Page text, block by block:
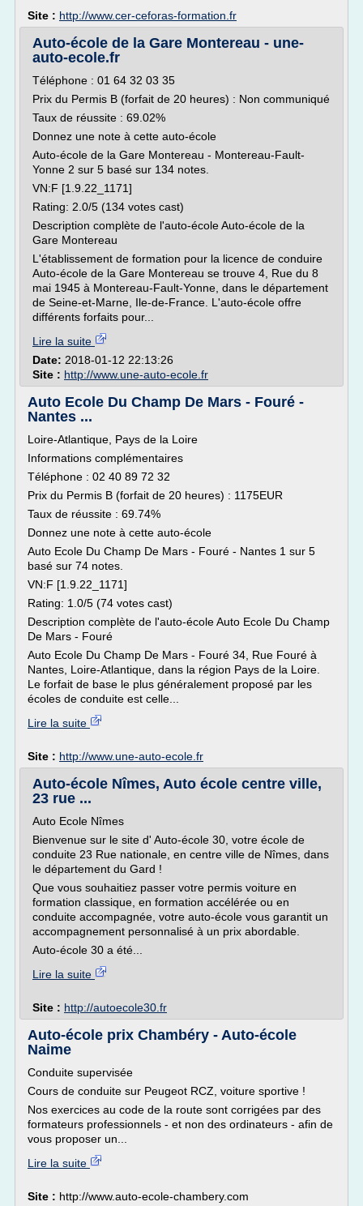
Site : http://www.cer-ceforas-formation.fr
Auto-école de la Gare Montereau - une-
auto-ecole.fr
Téléphone : 01 64 32 03 35
Prix du Permis B (forfait de 20 heures) : Non communiqué
Taux de réussite : 69.02%
Donnez une note à cette auto-école
Auto-école de la Gare Montereau - Montereau-Fault-
Yonne 2 sur 5 basé sur 134 notes.
VN:F [1.9.22_1171]
Rating: 2.0/5 (134 votes cast)
Description complète de l'auto-école Auto-école de la
Gare Montereau
L'établissement de formation pour la licence de conduire
Auto-école de la Gare Montereau se trouve 4, Rue du 8
mai 1945 à Montereau-Fault-Yonne, dans le département
de Seine-et-Marne, Ile-de-France. L'auto-école offre
différents forfaits pour...
Lire la suite
Date: 2018-01-12 22:13:26
Site : http://www.une-auto-ecole.fr
Auto Ecole Du Champ De Mars - Fouré -
Nantes ...
Loire-Atlantique, Pays de la Loire
Informations complémentaires
Téléphone : 02 40 89 72 32
Prix du Permis B (forfait de 20 heures) : 1175EUR
Taux de réussite : 69.74%
Donnez une note à cette auto-école
Auto Ecole Du Champ De Mars - Fouré - Nantes 1 sur 5
basé sur 74 notes.
VN:F [1.9.22_1171]
Rating: 1.0/5 (74 votes cast)
Description complète de l'auto-école Auto Ecole Du Champ
De Mars - Fouré
Auto Ecole Du Champ De Mars - Fouré 34, Rue Fouré à
Nantes, Loire-Atlantique, dans la région Pays de la Loire.
Le forfait de base le plus généralement proposé par les
écoles de conduite est celle...
Lire la suite
Site : http://www.une-auto-ecole.fr
Auto-école Nîmes, Auto école centre ville,
23 rue ...
Auto Ecole Nîmes
Bienvenue sur le site d' Auto-école 30, votre école de
conduite 23 Rue nationale, en centre ville de Nîmes, dans
le département du Gard !
Que vous souhaitiez passer votre permis voiture en
formation classique, en formation accélérée ou en
conduite accompagnée, votre auto-école vous garantit un
accompagnement personnalisé à un prix abordable.
Auto-école 30 a été...
Lire la suite
Site : http://autoecole30.fr
Auto-école prix Chambéry - Auto-école
Naime
Conduite supervisée
Cours de conduite sur Peugeot RCZ, voiture sportive !
Nos exercices au code de la route sont corrigées par des
formateurs professionnels - et non des ordinateurs - afin de
vous proposer un...
Lire la suite
Site : http://www.auto-ecole-chambery.com